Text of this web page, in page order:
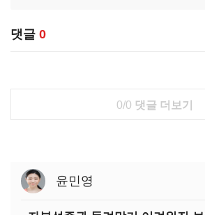
댓글 0
0/0 댓글 더보기
윤민영